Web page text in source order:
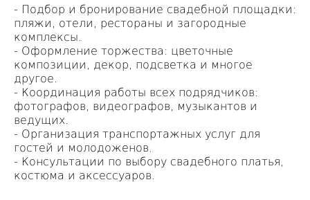
- Подбор и бронирование свадебной площадки:
пляжи, отели, рестораны и загородные
комплексы.
- Оформление торжества: цветочные
композиции, декор, подсветка и многое
другое.
- Координация работы всех подрядчиков:
фотографов, видеографов, музыкантов и
ведущих.
- Организация транспортажных услуг для
гостей и молодоженов.
- Консультации по выбору свадебного платья,
костюма и аксессуаров.